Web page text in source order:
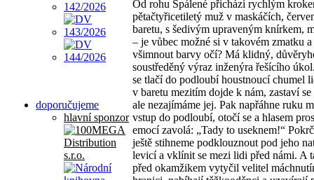
doporučujeme
hlavní sponzor
Od rohu Spálené přichází rychlým
pětačtyřicetiletý muž v maskáčích,
baretu, s šedivým upraveným knírkem,
– je vůbec možné si v takovém zmatku a
všimnout barvy očí? Má klidný,
soustředěný výraz inženýra řešícího
se tlačí do podloubí houstnoucí chumel
v baretu mezitím dojde k nám, zastaví
ale nezajímáme jej. Pak napřáhne ruku
vstup do podloubí, otočí se a hlasem
emocí zavolá: „Tady to useknem!“
ještě stihneme podklouznout pod jeho
levicí a vklínit se mezi lidi před námi. A
před okamžikem vytyčil velitel